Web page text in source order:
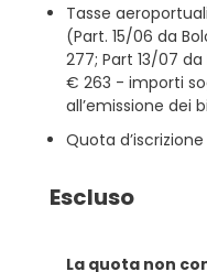
Tasse
(Part. 15/06 da
277; Part 13/07
€ 263 - importi
all’emissione dei
Quota
Escluso
La quota non